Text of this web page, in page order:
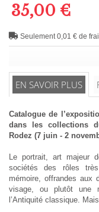
35,00 €
Seulement 0,01 € de
EN SAVOIR PLUS
Catalogue de
dans les collections
Rodez (7 juin - 2
Le portrait, art majeur
sociétés des rôles
mémoire, offrandes aux
visage, ou plutôt une
l’Antiquité classique.